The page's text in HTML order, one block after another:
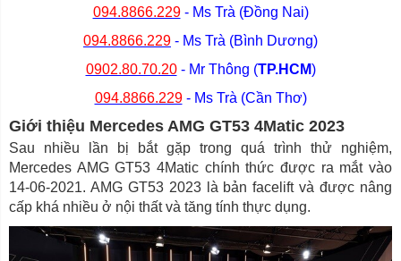
094.8866.229- Ms Trà (Đồng Nai)
094.8866.229 - Ms Trà (Bình Dương)
0902.80.70.20- Mr Thông (TP.HCM)
094.8866.229- Ms Trà (Cần Thơ)
Giới thiệu Mercedes AMG GT53 4Matic 2023
Sau nhiều lần bị bắt gặp trong quá trình thử nghiệm,
Mercedes AMG GT53 4Matic chính thức được ra mắt vào
14-06-2021. AMG GT53 2023 là bản facelift và được nâng
cấp khá nhiều ở nội thất và tăng tính thực dụng.